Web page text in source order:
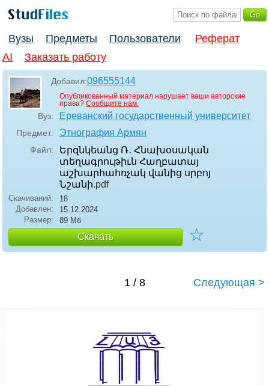
Вузы Предметы Пользователи
Реферат
AI
Заказать работу
Добавил:096555144
Опубликованный материал нарушает ваши авторские
права? Сообщите нам.
Вуз: Ереванский государственный университет
Предмет: Этнография Армян
Файл:
Երզնկեանց Ռ․ Հնախօսական
տեղագրութիւն Հաղբատայ
աշխարհահռչակ վանից սրբոյ
Նշանի.pdf
Скачиваний:
18
Добавлен:
15.12.2024
Размер:
89 Мб
Скачать ☆
1 / 8 Следующая >